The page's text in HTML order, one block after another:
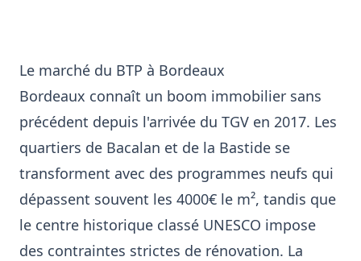
Le marché du BTP à Bordeaux
Bordeaux connaît un boom immobilier sans
précédent depuis l'arrivée du TGV en 2017. Les
quartiers de Bacalan et de la Bastide se
transforment avec des programmes neufs qui
dépassent souvent les 4000€ le m², tandis que
le centre historique classé UNESCO impose
des contraintes strictes de rénovation. La